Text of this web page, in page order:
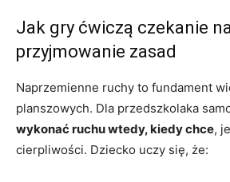
Jak gry ćwiczą czekanie
przyjmowanie zasad
Naprzemienne ruchy to fundament
planszowych. Dla przedszkolaka
wykonać ruchu wtedy, kiedy chce,
cierpliwości. Dziecko uczy się, że: